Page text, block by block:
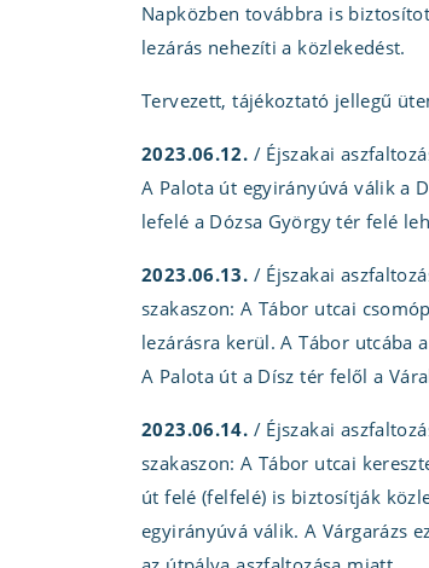
Napközben továbbra is
lezárás nehezíti a közlekedést.
Tervezett, tájékoztató jellegű
2023.06.12. / Éjszakai
A Palota út egyirányúvá válik a
lefelé a Dózsa György tér felé
2023.06.13. / Éjszakai
szakaszon: A Tábor utcai
lezárásra kerül. A Tábor utcába
A Palota út a Dísz tér felől a
2023.06.14. / Éjszakai
szakaszon: A Tábor utcai
út felé (felfelé) is biztosítják
egyirányúvá válik. A Várgarázs